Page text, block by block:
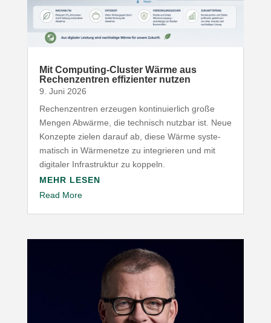
Mit Computing-​Cluster Wärme aus
Rechen­zentren effi­zi­enter nutzen
9. Juni 2026
Rechen­zentren erzeugen konti­nu­ierlich große
Mengen Abwärme, die technisch nutzbar ist. Neue
Konzepte zielen darauf ab, diese Wärme syste­
ma­tisch in Wärme­netze zu inte­grieren und mit
digitaler Infra­struktur zu koppeln.
MEHR LESEN
Read More